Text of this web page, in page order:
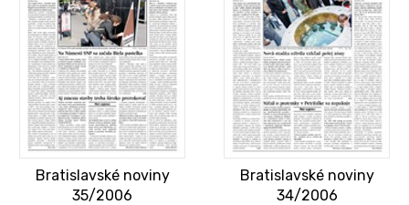
Bratislavské noviny
35/2006
Bratislavské noviny
34/2006